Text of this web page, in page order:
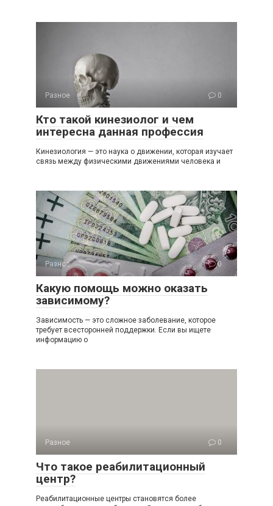
Разное 0
Кто такой кинезиолог и чем
интересна данная профессия
Кинезиология — это наука о движении, которая изучает
связь между физическими движениями человека и
Разное 0
Какую помощь можно оказать
зависимому?
Зависимость — это сложное заболевание, которое
требует всесторонней поддержки. Если вы ищете
информацию о
Разное 0
Что такое реабилитационный
центр?
Реабилитационные центры становятся более